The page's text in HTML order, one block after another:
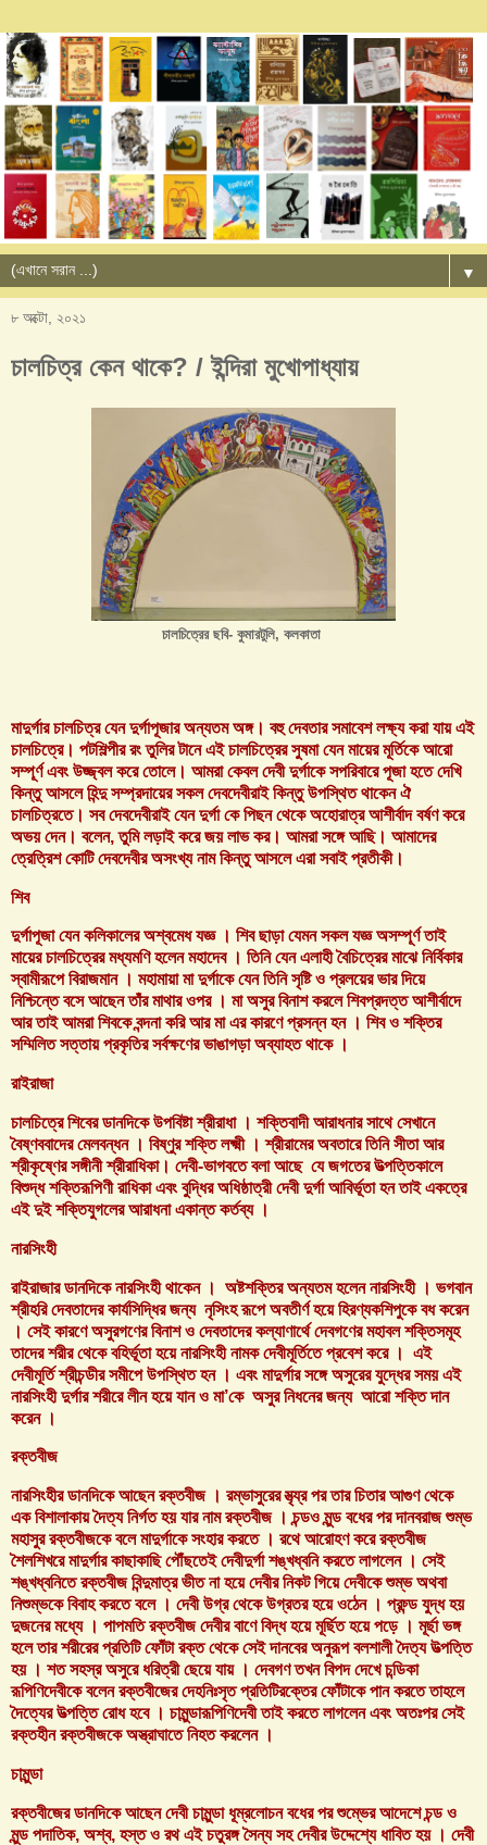
▼
৮ অক্টো, ২০২১
চালচিত্র কেন থাকে? / ইন্দিরা মুখোপাধ্যায়
চালচিত্রের ছবি- কুমারটুলি, কলকাতা
মাদুর্গার চালচিত্র যেন দুর্গাপূজার অন্যতম অঙ্গ। বহু দেবতার সমাবেশ লক্ষ্য করা যায় এই
চালচিত্রে। পটশিল্পীর রং তুলির টানে এই চালচিত্রের সুষমা যেন মায়ের মূর্তিকে আরো
সম্পূর্ণ এবং উজ্জ্বল করে তোলে। আমরা কেবল দেবী দুর্গাকে সপরিবারে পূজা হতে দেখি
কিন্তু আসলে হিন্দু সম্প্রদায়ের সকল দেবদেবীরাই কিন্তু উপস্থিত থাকেন ঐ
চালচিত্রতে। সব দেবদেবীরাই যেন দুর্গা কে পিছন থেকে অহোরাত্র আশীর্বাদ বর্ষণ করে
অভয় দেন। বলেন, তুমি লড়াই করে জয় লাভ কর। আমরা সঙ্গে আছি। আমাদের
ত্রেত্রিশ কোটি দেবদেবীর অসংখ্য নাম কিন্তু আসলে এরা সবাই প্রতীকী।
শিব
দুর্গাপূজা যেন কলিকালের অশ্বমেধ যজ্ঞ । শিব ছাড়া যেমন সকল যজ্ঞ অসম্পূর্ণ তাই
মায়ের চালচিত্রের মধ্যমণি হলেন মহাদেব । তিনি যেন এলাহী বৈচিত্রের মাঝে নির্বিকার
স্বামীরূপে বিরাজমান । মহামায়া মা দুর্গাকে যেন তিনি সৃষ্টি ও প্রলয়ের ভার দিয়ে
নিশ্চিন্তে বসে আছেন তাঁর মাথার ওপর । মা অসুর বিনাশ করলে শিবপ্রদত্ত আশীর্বাদে
আর তাই আমরা শিবকে বন্দনা করি আর মা এর কারণে প্রসন্ন হন । শিব ও শক্তির
সম্মিলিত সত্তায় প্রকৃতির সর্বক্ষণের ভাঙাগড়া অব্যাহত থাকে ।
রাইরাজা
চালচিত্রে শিবের ডানদিকে উপবিষ্টা শ্রীরাধা । শক্তিবাদী আরাধনার সাথে সেখানে
বৈষ্ণববাদের মেলবন্ধন । বিষ্ণুর শক্তি লক্ষ্মী । শ্রীরামের অবতারে তিনি সীতা আর
শ্রীকৃষ্ণের সঙ্গীনী শ্রীরাধিকা। দেবী-ভাগবতে বলা আছে যে জগতের উত্পত্তিকালে
বিশুদ্ধ শক্তিরূপিণী রাধিকা এবং বুদ্ধির অধিষ্ঠাত্রী দেবী দুর্গা আবির্ভূতা হন তাই একত্রে
এই দুই শক্তিযুগলের আরাধনা একান্ত কর্তব্য ।
নারসিংহী
রাইরাজার ডানদিকে নারসিংহী থাকেন । অষ্টশক্তির অন্যতম হলেন নারসিংহী । ভগবান
শ্রীহরি দেবতাদের কার্যসিদ্ধির জন্য নৃসিংহ রূপে অবতীর্ণ হয়ে হিরণ্যকশিপুকে বধ করেন
। সেই কারণে অসুরগণের বিনাশ ও দেবতাদের কল্যাণার্থে দেবগণের মহাবল শক্তিসমূহ
তাদের শরীর থেকে বহির্ভূতা হয়ে নারসিংহী নামক দেবীমূর্তিতে প্রবেশ করে । এই
দেবীমূর্তি শ্রীচন্ডীর সমীপে উপস্থিত হন । এবং মাদুর্গার সঙ্গে অসুরের যুদ্ধের সময় এই
নারসিংহী দুর্গার শরীরে লীন হয়ে যান ও মা’কে অসুর নিধনের জন্য আরো শক্তি দান
করেন ।
রক্তবীজ
নারসিংহীর ডানদিকে আছেন রক্তবীজ । রম্ভাসুরের মৃত্য্র পর তার চিতার আগুণ থেকে
এক বিশালাকায় দৈত্য নির্গত হয় যার নাম রক্তবীজ । চন্ডও মুন্ড বধের পর দানবরাজ শুম্ভ
মহাসুর রক্তবীজকে বলে মাদুর্গাকে সংহার করতে । রথে আরোহণ করে রক্তবীজ
শৈলশিখরে মাদুর্গার কাছাকাছি পৌঁছতেই দেবীদুর্গা শঙ্খধ্বনি করতে লাগলেন । সেই
শঙ্খধ্বনিতে রক্তবীজ বিন্দুমাত্র ভীত না হয়ে দেবীর নিকট গিয়ে দেবীকে শুম্ভ অথবা
নিশুম্ভকে বিবাহ করতে বলে । দেবী উগ্র থেকে উগ্রতর হয়ে ওঠেন । প্রচ্ন্ড যুদ্ধ হয়
দুজনের মধ্যে । পাপমতি রক্তবীজ দেবীর বাণে বিদ্ধ হয়ে মূর্ছিত হয়ে পড়ে । মূর্ছা ভঙ্গ
হলে তার শরীরের প্রতিটি ফোঁটা রক্ত থেকে সেই দানবের অনুরূপ বলশালী দৈত্য উত্পত্তি
হয় । শত সহস্র অসুরে ধরিত্রী ছেয়ে যায় । দেবগণ তখন বিপদ দেখে চন্ডিকা
রূপিণিদেবীকে বলেন রক্তবীজের দেহনিঃসৃত প্রতিটিরক্তের ফোঁটাকে পান করতে তাহলে
দৈত্যের উত্পত্তি রোধ হবে । চামুন্ডারূপিণিদেবী তাই করতে লাগলেন এবং অতঃপর সেই
রক্তহীন রক্তবীজকে অস্ত্রাঘাতে নিহত করলেন ।
চামুন্ডা
রক্তবীজের ডানদিকে আছেন দেবী চামুন্ডা ধূম্রলোচন বধের পর শুম্ভের আদেশে চন্ড ও
মুন্ড পদাতিক, অশ্ব, হস্ত ও রথ এই চতুরঙ্গ সৈন্য সহ দেবীর উদ্দেশ্যে ধাবিত হয় । দেবী